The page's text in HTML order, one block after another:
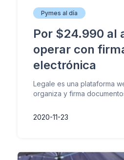
Pymes al día
Por $24.990 al
operar con
electrónica
Legale es una plataforma
organiza y firma
2020-11-23